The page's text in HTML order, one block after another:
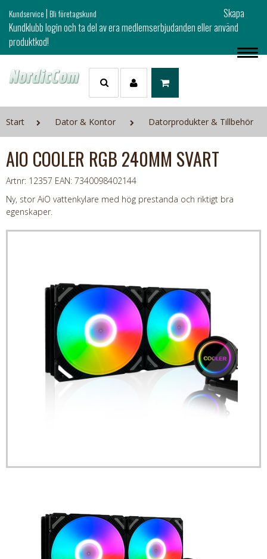
Kundservice|Bli företagskund
Skapa
Kundklubb login och ta del av era medlemserbjudanden eller använd
produktkod!
Start Dator & Kontor Datorprodukter & Tillbehör
AIO COOLER RGB 240MM SVART
Artnr: 12357 EAN: 7340098402144
Ny, stor AiO vattenkylare med hög prestanda och riktigt bra
egenskaper.